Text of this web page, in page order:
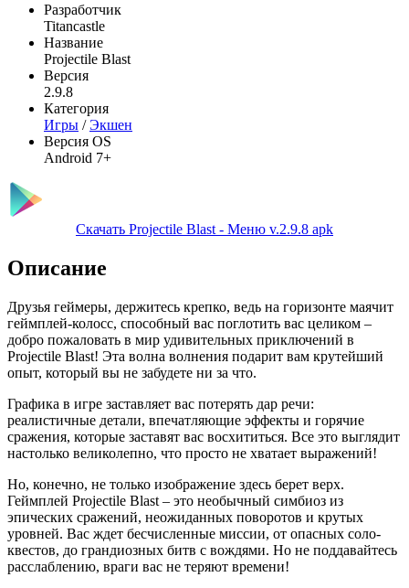
Разработчик
Titancastle
Название
Projectile Blast
Версия
2.9.8
Категория
Игры /Экшен
Версия OS
Android 7+
Скачать Projectile Blast - Меню v.2.9.8 apk
Описание
Друзья геймеры, держитесь крепко, ведь на горизонте маячит
геймплей-колосс, способный вас поглотить вас целиком –
добро пожаловать в мир удивительных приключений в
Projectile Blast! Эта волна волнения подарит вам крутейший
опыт, который вы не забудете ни за что.
Графика в игре заставляет вас потерять дар речи:
реалистичные детали, впечатляющие эффекты и горячие
сражения, которые заставят вас восхититься. Все это выглядит
настолько великолепно, что просто не хватает выражений!
Но, конечно, не только изображение здесь берет верх.
Геймплей Projectile Blast – это необычный симбиоз из
эпических сражений, неожиданных поворотов и крутых
уровней. Вас ждет бесчисленные миссии, от опасных соло-
квестов, до грандиозных битв с вождями. Но не поддавайтесь
расслаблению, враги вас не теряют времени!